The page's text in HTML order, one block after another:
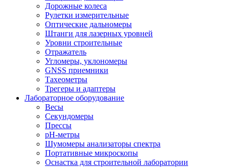
Дорожные колеса
Рулетки измерительные
Оптические дальномеры
Штанги для лазерных уровней
Уровни строительные
Отражатель
Угломеры, уклономеры
GNSS приемники
Тахеометры
Трегеры и адаптеры
Лабораторное оборудование
Весы
Секундомеры
Прессы
pH-метры
Шумомеры анализаторы спектра
Портативные микроскопы
Оснастка для строительной лаборатории